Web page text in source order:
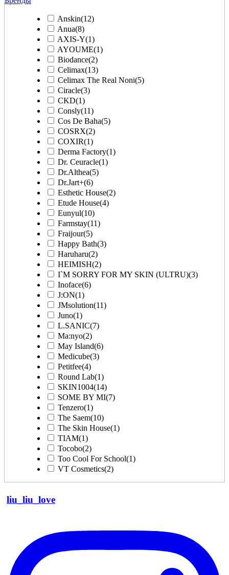
Anskin(12)
Anua(8)
AXIS-Y(1)
AYOUME(1)
Biodance(2)
Celimax(13)
Celimax The Real Noni(5)
Ciracle(3)
CKD(1)
Consly(11)
Cos De Baha(5)
COSRX(2)
COXIR(1)
Derma Factory(1)
Dr. Ceuracle(1)
Dr.Althea(5)
Dr.Jart+(6)
Esthetic House(2)
Etude House(4)
Eunyul(10)
Farmstay(11)
Fraijour(5)
Happy Bath(3)
Haruharu(2)
HEIMISH(2)
I`M SORRY FOR MY SKIN (ULTRU)(3)
Inoface(6)
J:ON(1)
JMsolution(11)
Juno(1)
L.SANIC(7)
Ma:nyo(2)
May Island(6)
Medicube(3)
Petitfee(4)
Round Lab(1)
SKIN1004(14)
SOME BY MI(7)
Tenzero(1)
The Saem(10)
The Skin House(1)
TIAM(1)
Tocobo(2)
Too Cool For School(1)
VT Cosmetics(2)
liu_liu_love